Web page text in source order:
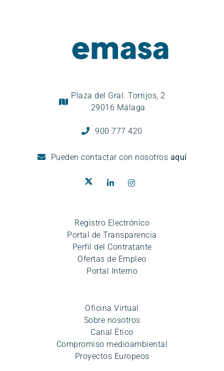
Plaza del Gral. Torrijos, 2
29016 Málaga
900 777 420
Pueden contactar con nosotros aquí
Registro Electrónico
Portal de Transparencia
Perfil del Contratante
Ofertas de Empleo
Portal Interno
Oficina Virtual
Sobre nosotros
Canal Ético
Compromiso medioambiental
Proyectos Europeos